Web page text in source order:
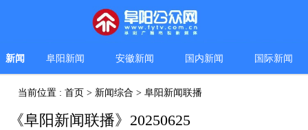
新闻 阜阳新闻 安徽新闻 国内新闻 国际新闻
当前位置 :首页 > 新闻综合 >阜阳新闻联播
《阜阳新闻联播》20250625